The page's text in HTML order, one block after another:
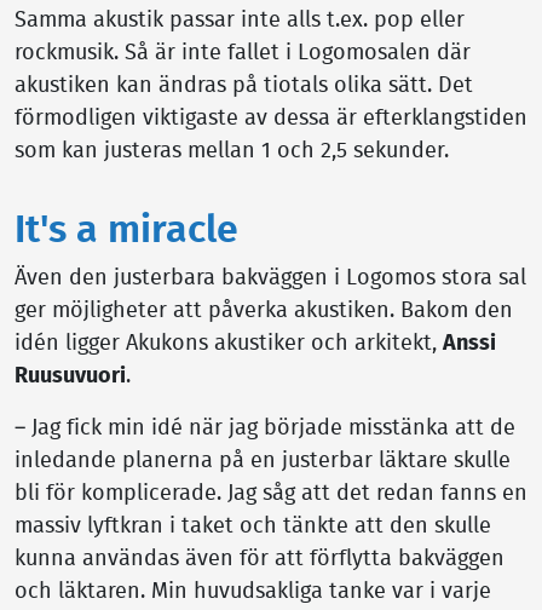
Samma akustik passar inte alls t.ex. pop eller
rockmusik. Så är inte fallet i Logomosalen där
akustiken kan ändras på tiotals olika sätt. Det
förmodligen viktigaste av dessa är efterklangstiden
som kan justeras mellan 1 och 2,5 sekunder.
It's a miracle
Även den justerbara bakväggen i Logomos stora sal
ger möjligheter att påverka akustiken. Bakom den
idén ligger Akukons akustiker och arkitekt, Anssi
Ruusuvuori.
– Jag fick min idé när jag började misstänka att de
inledande planerna på en justerbar läktare skulle
bli för komplicerade. Jag såg att det redan fanns en
massiv lyftkran i taket och tänkte att den skulle
kunna användas även för att förflytta bakväggen
och läktaren. Min huvudsakliga tanke var i varje